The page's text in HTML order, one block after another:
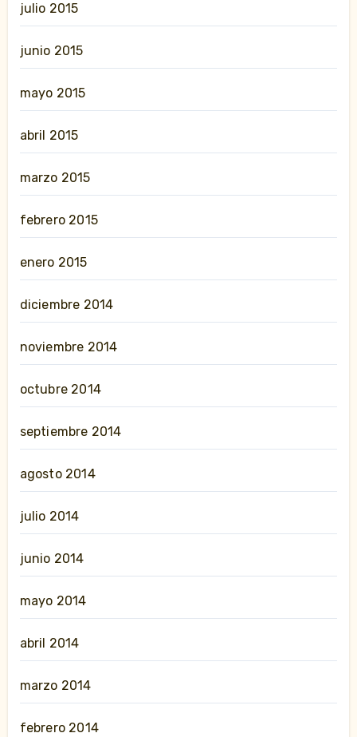
julio 2015
junio 2015
mayo 2015
abril 2015
marzo 2015
febrero 2015
enero 2015
diciembre 2014
noviembre 2014
octubre 2014
septiembre 2014
agosto 2014
julio 2014
junio 2014
mayo 2014
abril 2014
marzo 2014
febrero 2014